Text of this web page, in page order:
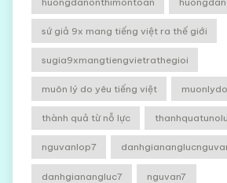
sứ giả 9x mang tiếng việt ra thế giới
sugia9xmangtiengvietrathegioi
muôn lý do yêu tiếng việt
thành quả từ nỗ lực
nguvanlop7
danhgianangluc7 nguvan7